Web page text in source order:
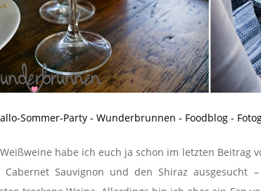
habe ich euch ja schon im letzten Beitrag
Cabernet Sauvignon und den Shiraz ausgesucht